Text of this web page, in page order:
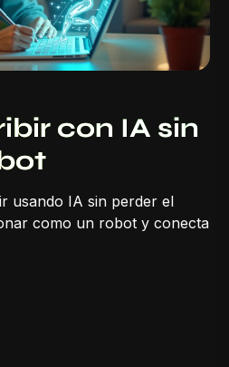
con IA sin
usando IA sin perder el
como un robot y conecta